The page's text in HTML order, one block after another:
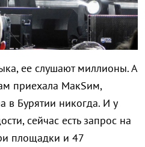
ее слушают миллионы. А
приехала МакSим,
в Бурятии никогда. И у
сейчас есть запрос на
площадки и 47